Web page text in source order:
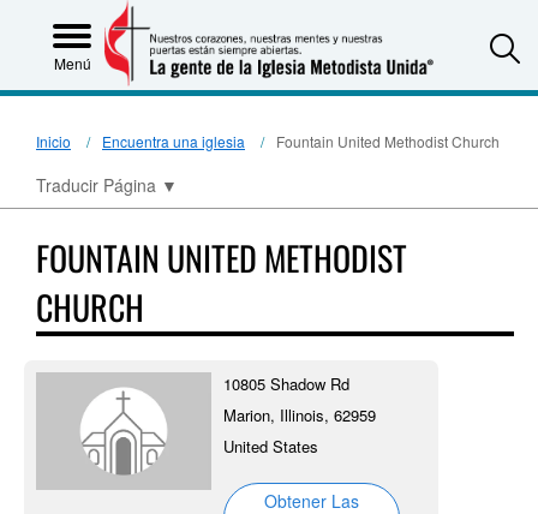
Menú
Inicio Encuentra una iglesia Fountain United Methodist Church
Traducir Página ▼
FOUNTAIN UNITED METHODIST
CHURCH
10805 Shadow Rd
Marion, Illinois, 62959
United States
Obtener Las